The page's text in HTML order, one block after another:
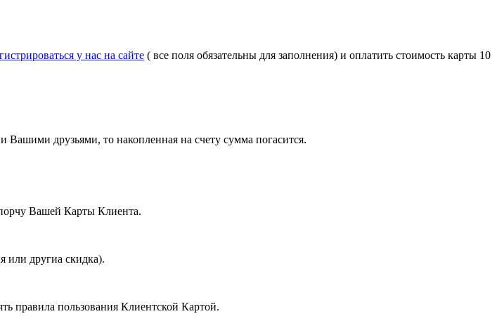
у нас на сайте ( все поля обязательны для заполнения) и оплатить стоимость карты 10
Вашими друзьями, то накопленная на счету сумма погасится.
Вашей Карты Клиента.
или другиа скидка).
правила пользования Клиентской Картой.